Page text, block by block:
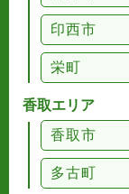
印西市
栄町
香取エリア
香取市
多古町